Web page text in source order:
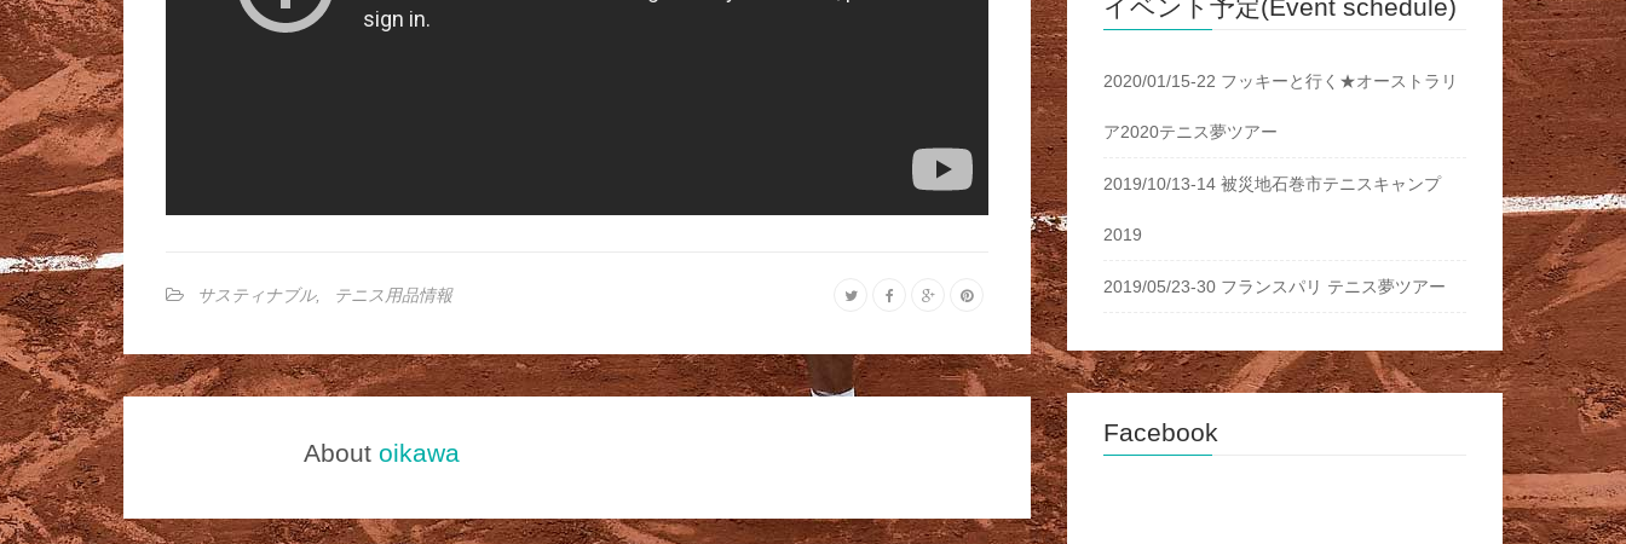
サスティナブル, テニス用品情報
About oikawa
イベント予定(Event schedule)
2020/01/15-22 フッキーと行く★オーストラリ
ア2020テニス夢ツアー
2019/10/13-14 被災地石巻市テニスキャンプ
2019
2019/05/23-30 フランスパリ テニス夢ツアー
Facebook